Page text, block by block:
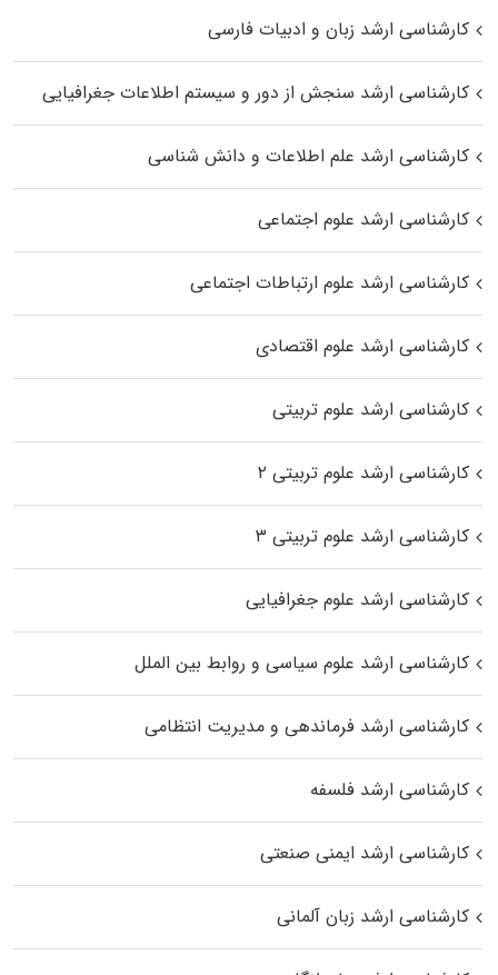
کارشناسی ارشد زبان و ادبیات فارسی
کارشناسی ارشد سنجش از دور و سیستم اطلاعات جغرافیایی
کارشناسی ارشد علم اطلاعات و دانش شناسی
کارشناسی ارشد علوم اجتماعی
کارشناسی ارشد علوم ارتباطات اجتماعی
کارشناسی ارشد علوم اقتصادی
کارشناسی ارشد علوم تربیتی
کارشناسی ارشد علوم تربیتی ۲
کارشناسی ارشد علوم تربیتی ۳
کارشناسی ارشد علوم جغرافیایی
کارشناسی ارشد علوم سیاسی و روابط بین الملل
کارشناسی ارشد فرماندهی و مدیریت انتظامی
کارشناسی ارشد فلسفه
کارشناسی ارشد ایمنی صنعتی
کارشناسی ارشد زبان آلمانی